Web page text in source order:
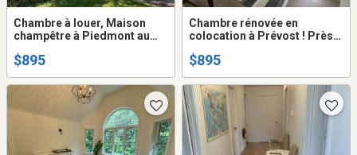
Chambre à louer, Maison
champêtre à Piedmont au
$895
Chambre rénovée en
colocation à Prévost ! Près
Sauveur
$895